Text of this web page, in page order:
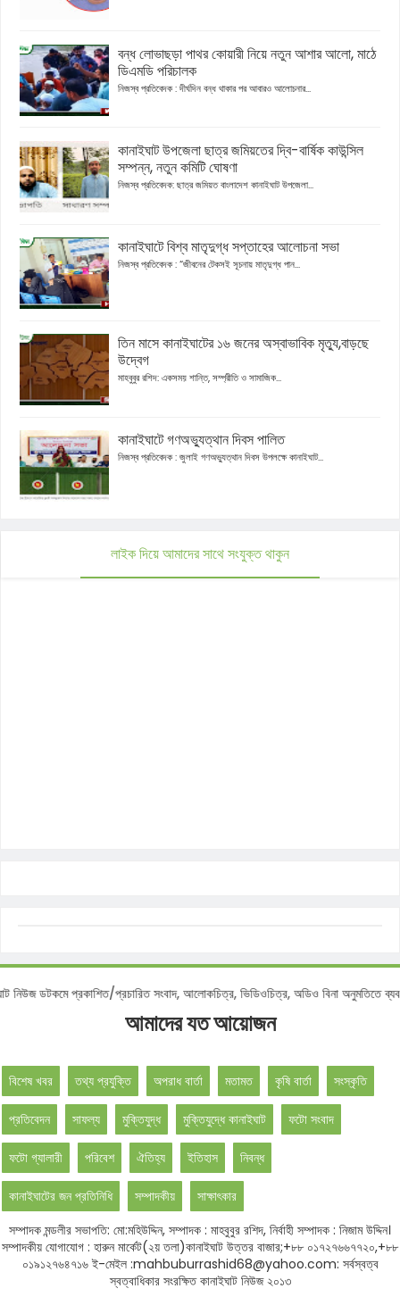
বন্ধ লোভাছড়া পাথর কোয়ারী নিয়ে নতুন আশার আলো, মাঠে
ডিএমডি পরিচালক
নিজস্ব প্রতিবেদক : দীর্ঘদিন বন্ধ থাকার পর আবারও আলোচনার...
কানাইঘাট উপজেলা ছাত্র জমিয়তের দ্বি-বার্ষিক কাউন্সিল
সম্পন্ন, নতুন কমিটি ঘোষণা
নিজস্ব প্রতিবেদক: ছাত্র জমিয়ত বাংলাদেশ কানাইঘাট উপজেলা...
কানাইঘাটে বিশ্ব মাতৃদুগ্ধ সপ্তাহের আলোচনা সভা
নিজস্ব প্রতিবেদক : “জীবনের টেকসই সূচনায় মাতৃদুগ্ধ পান...
তিন মাসে কানাইঘাটের ১৬ জনের অস্বাভাবিক মৃত্যু,বাড়ছে
উদ্বেগ
মাহবুবুর রশিদ: একসময় শান্তি, সম্প্রীতি ও সামাজিক...
কানাইঘাটে গণঅভ্যুত্থান দিবস পালিত
নিজস্ব প্রতিবেদক : জুলাই গণঅভ্যুত্থান দিবস উপলক্ষে কানাইঘাট...
লাইক দিয়ে আমাদের সাথে সংযুক্ত থাকুন
প্রকাশিত/প্রচারিত সংবাদ, আলোকচিত্র, ভিডিওচিত্র, অডিও বিনা অনুমতিতে ব্যবহার করা
আমাদের যত আয়োজন
বিশেষ খবর তথ্য প্রযুক্তি অপরাধ বার্তা মতামত কৃষি বার্তা সংস্কৃতি
প্রতিবেদন সাফল্য মুক্তিযুদ্ধ মুক্তিযুদ্ধে কানাইঘাট ফটো সংবাদ
ফটো গ্যালারী পরিবেশ ঐতিহ্য ইতিহাস নিবন্ধ
কানাইঘাটের জন প্রতিনিধি সম্পাদকীয়
সাক্ষাৎকার
সম্পাদক মন্ডলীর সভাপতি: মো:মহিউদ্দিন, সম্পাদক : মাহবুবুর রশিদ, নির্বাহী সম্পাদক : নিজাম উদ্দিন।
সম্পাদকীয় যোগাযোগ : হারুন মার্কেট(২য় তলা)কানাইঘাট উত্তর বাজার;+৮৮ ০১৭২৭৬৬৭৭২০,+৮৮
০১৯১২৭৬৪৭১৬ ই-মেইল :mahbuburrashid68@yahoo.com: সর্বস্বত্ব
স্বত্বাধিকার সংরক্ষিত কানাইঘাট নিউজ ২০১৩